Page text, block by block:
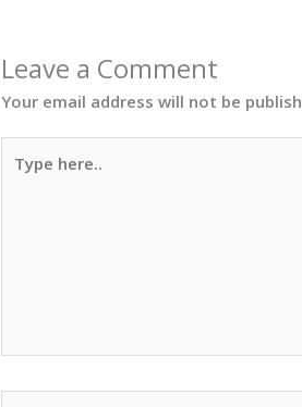
Leave a Comment
Your email address will not be
here..